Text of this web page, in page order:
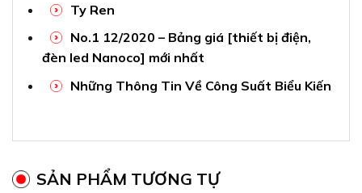
Ty Ren
No.1 12/2020 – Bảng giá [thiết bị điện,
đèn led Nanoco] mới nhất
Những Thông Tin Về Công Suất Biểu Kiến
SẢN PHẨM TƯƠNG TỰ